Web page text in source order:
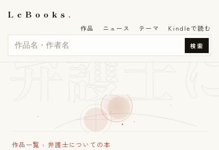
LeBooks
検索
作品 ニュース テーマ Kindleで読む
弁護士
作品一覧 › 弁護士についての本